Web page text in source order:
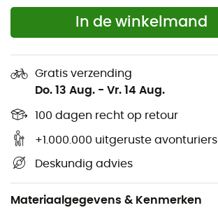
In de winkelmand
Gratis verzending
Do. 13 Aug. - Vr. 14 Aug.
100 dagen recht op retour
+1.000.000 uitgeruste avonturiers
Deskundig advies
Materiaalgegevens & Kenmerken